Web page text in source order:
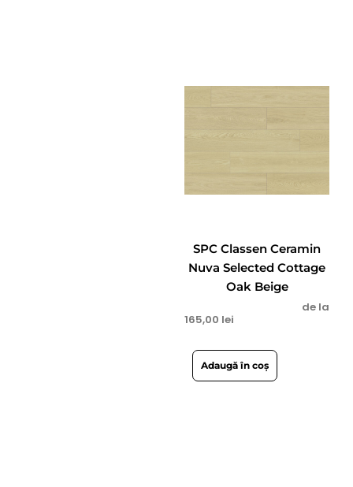
SPC Classen Ceramin
Nuva Selected Cottage
Oak Beige
de la
165,00 lei
Adaugă în coș